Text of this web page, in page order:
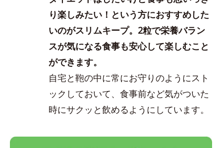
り楽しみたい！という方におすすめした
いのがスリムキープ。2粒で栄養バラン
スが気になる食事も安心して楽しむこと
ができます。
自宅と鞄の中に常にお守りのようにスト
ックしておいて、食事前など気がついた
時にサクッと飲めるようにしています。